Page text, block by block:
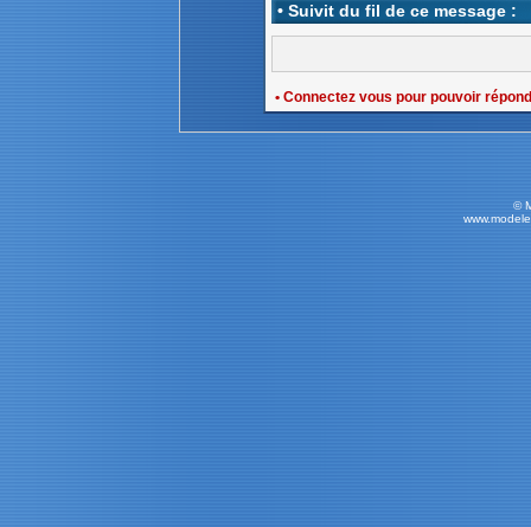
• Suivit du fil de ce message :
• Connectez vous pour pouvoir
©